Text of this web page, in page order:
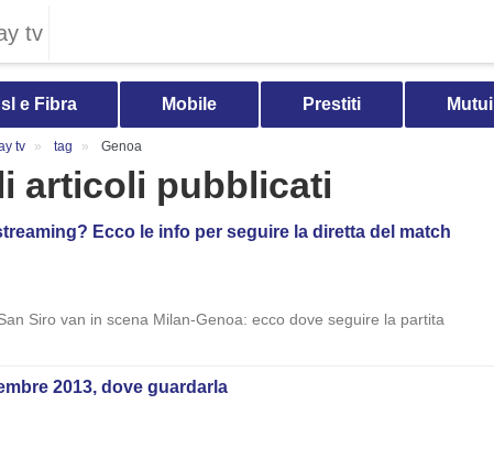
tv
e Fibra Mobile Prestiti Mutui
tv tag Genoa
articoli pubblicati
Ecco le info per seguire la diretta del match
Siro van in scena Milan-Genoa: ecco dove seguire la partita
2013, dove guardarla